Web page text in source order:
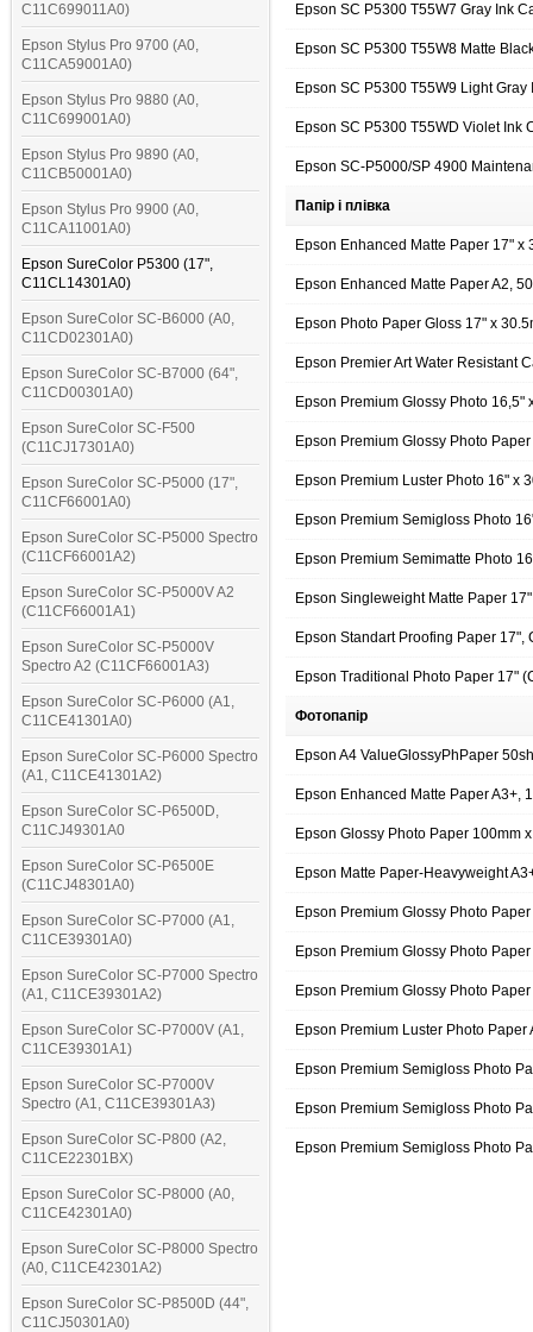
C11C699011A0)
Epson Stylus Pro 9700 (A0,
C11CA59001A0)
Epson Stylus Pro 9880 (A0,
C11C699001A0)
Epson Stylus Pro 9890 (A0,
C11CB50001A0)
Epson Stylus Pro 9900 (A0,
C11CA11001A0)
Epson SureColor P5300 (17",
C11CL14301A0)
Epson SureColor SC-B6000 (A0,
C11CD02301A0)
Epson SureColor SC-B7000 (64",
C11CD00301A0)
Epson SureColor SC-F500
(C11CJ17301A0)
Epson SureColor SC-P5000 (17",
C11CF66001A0)
Epson SureColor SC-P5000 Spectro
(C11CF66001A2)
Epson SureColor SC-P5000V A2
(C11CF66001A1)
Epson SureColor SC-P5000V
Spectro A2 (C11CF66001A3)
Epson SureColor SC-P6000 (A1,
C11CE41301A0)
Epson SureColor SC-P6000 Spectro
(A1, C11CE41301A2)
Epson SureColor SC-P6500D,
C11CJ49301A0
Epson SureColor SC-P6500E
(C11CJ48301A0)
Epson SureColor SC-P7000 (A1,
C11CE39301A0)
Epson SureColor SC-P7000 Spectro
(A1, C11CE39301A2)
Epson SureColor SC-P7000V (A1,
C11CE39301A1)
Epson SureColor SC-P7000V
Spectro (A1, C11CE39301A3)
Epson SureColor SC-P800 (A2,
C11CE22301BX)
Epson SureColor SC-P8000 (A0,
C11CE42301A0)
Epson SureColor SC-P8000 Spectro
(A0, C11CE42301A2)
Epson SureColor SC-P8500D (44",
C11CJ50301A0)
Epson SC P5300 T55W7 Gray Ink
Epson SC P5300 T55W8 Matte
Epson SC P5300 T55W9 Light
Epson SC P5300 T55WD Violet Ink
Epson SC-P5000/SP 4900
Папір і плівка
Epson Enhanced Matte Paper 17" x
Epson Enhanced Matte Paper A2,
Epson Photo Paper Gloss 17" x
Epson Premier Art Water Resistant
Epson Premium Glossy Photo
Epson Premium Glossy Photo
Epson Premium Luster Photo 16" x
Epson Premium Semigloss Photo
Epson Premium Semimatte Photo
Epson Singleweight Matte Paper
Epson Standart Proofing Paper 17",
Epson Traditional Photo Paper 17"
Фотопапір
Epson A4 ValueGlossyPhPaper
Epson Enhanced Matte Paper A3+,
Epson Glossy Photo Paper 100mm
Epson Matte Paper-Heavyweight
Epson Premium Glossy Photo
Epson Premium Glossy Photo
Epson Premium Glossy Photo
Epson Premium Luster Photo
Epson Premium Semigloss Photo
Epson Premium Semigloss Photo
Epson Premium Semigloss Photo